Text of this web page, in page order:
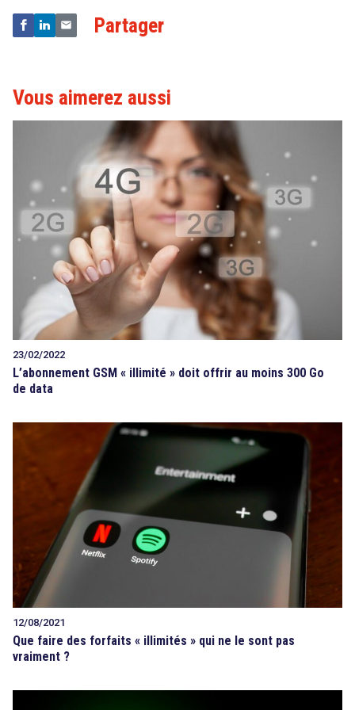
Partager
Vous aimerez aussi
23/02/2022
L’abonnement GSM « illimité » doit offrir au moins 300 Go
de data
12/08/2021
Que faire des forfaits « illimités » qui ne le sont pas
vraiment ?